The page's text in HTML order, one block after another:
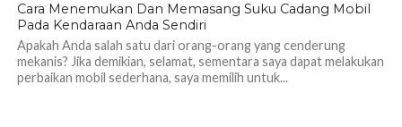
Cara Menemukan Dan Memasang Suku Cadang Mobil
Pada Kendaraan Anda Sendiri
Apakah Anda salah satu dari orang-orang yang cenderung
mekanis? Jika demikian, selamat, sementara saya dapat melakukan
perbaikan mobil sederhana, saya memilih untuk...